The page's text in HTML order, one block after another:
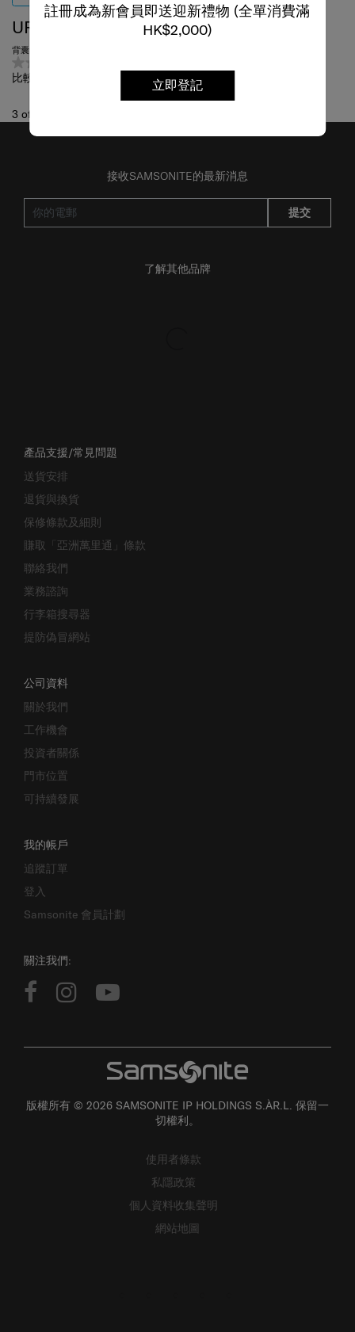
註冊成為新會員即送迎新禮物 (全單消費滿
HK$2,000)
立即登記
URBAN-EYE DLX
背囊 15.6 吋 (2口袋)
比較
3 of
接收SAMSONITE的最新消息
提交
了解其他品牌
產品支援/常見問題
送貨安排
退貨與換貨
保修條款及細則
賺取「亞洲萬里通」條款
聯絡我們
業務諮詢
行李箱搜尋器
提防偽冒網站
公司資料
關於我們
工作機會
投資者關係
門市位置
可持續發展
我的帳戶
追蹤訂單
登入
Samsonite 會員計劃
關注我們:
版權所有 © 2026 SAMSONITE IP HOLDINGS S.ÀR.L. 保留一
切權利。
使用者條款
私隱政策
個人資料收集聲明
網站地圖